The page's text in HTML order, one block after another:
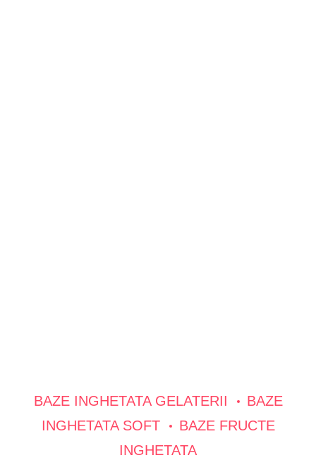
BAZE INGHETATA GELATERII
BAZE
INGHETATA SOFT
BAZE FRUCTE
INGHETATA